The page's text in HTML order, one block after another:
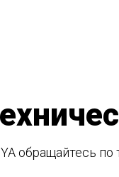
обращайтесь по